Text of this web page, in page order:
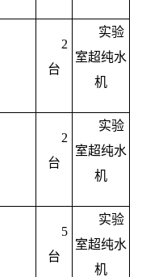
2
台
实验
室超纯水
机
2
台
实验
室超纯水
机
5
台
实验
室超纯水
机